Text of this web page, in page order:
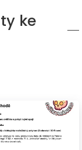
ke